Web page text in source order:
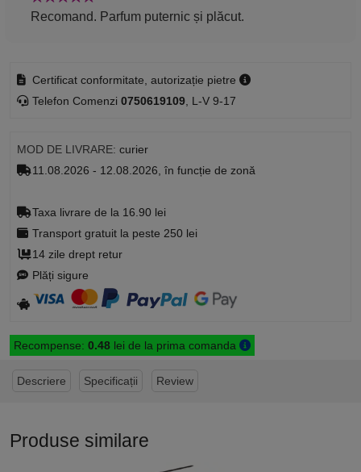
Recomand. Parfum puternic și plăcut.
Certificat conformitate, autorizație pietre
Telefon Comenzi 0750619109, L-V 9-17
MOD DE LIVRARE: curier
11.08.2026 - 12.08.2026, în funcție de zonă
Taxa livrare de la 16.90 lei
Transport gratuit la peste 250 lei
14 zile drept retur
Plăți sigure
Recompense: 0.48lei de la prima comanda
Descriere Specificații Review
Produse similare